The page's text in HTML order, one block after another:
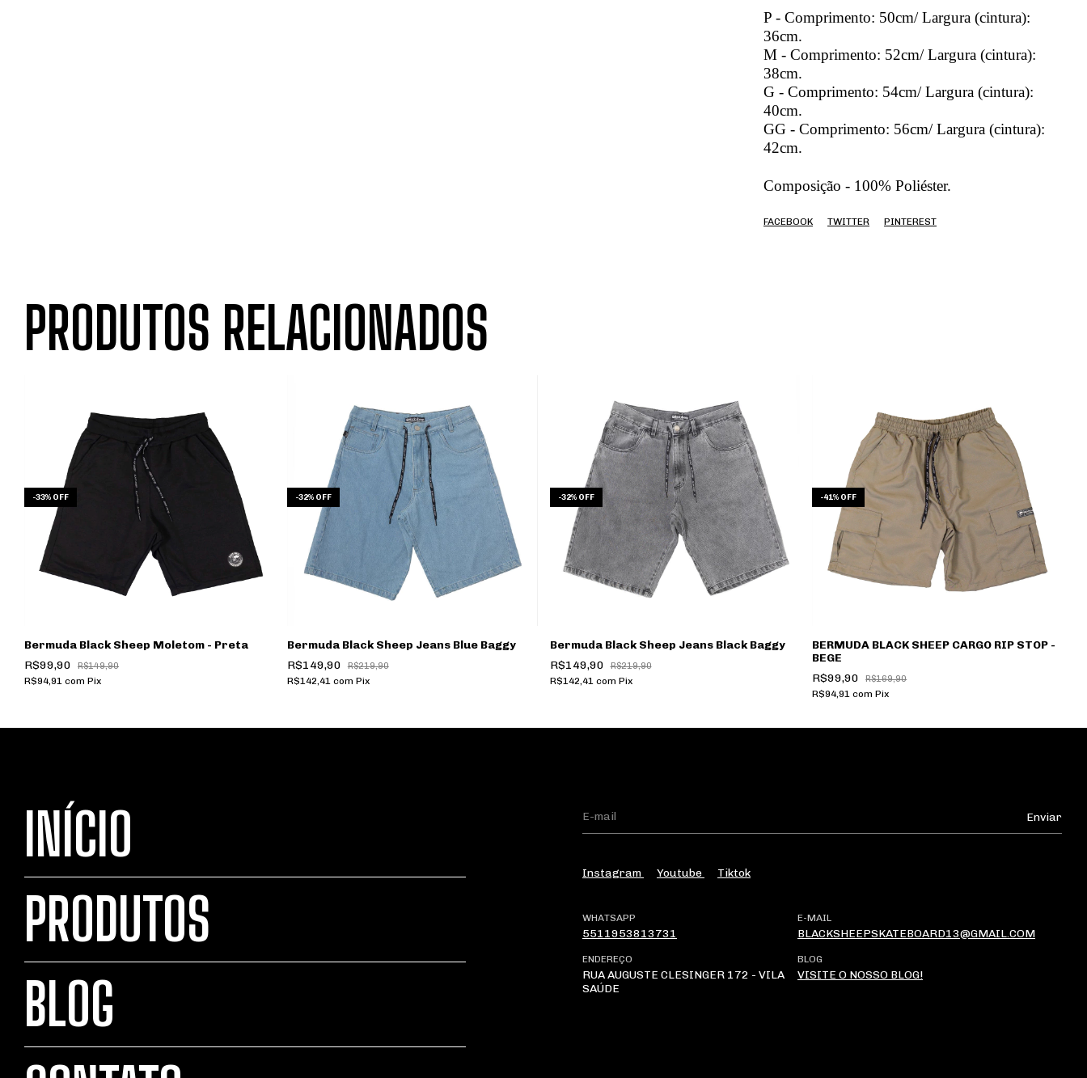
P - Comprimento: 50cm/ Largura (cintura):
36cm.
M - Comprimento: 52cm/ Largura (cintura):
38cm.
G - Comprimento: 54cm/ Largura (cintura):
40cm.
GG - Comprimento: 56cm/ Largura (cintura):
42cm.
Composição - 100% Poliéster.
FACEBOOK TWITTER PINTEREST
PRODUTOS RELACIONADOS
-33% OFF
Bermuda Black Sheep Moletom - Preta
R$99,90
R$149,90
R$94,91 com Pix
-32% OFF
Bermuda Black Sheep Jeans Blue Baggy
R$149,90
R$219,90
R$142,41 com Pix
-32% OFF
Bermuda Black Sheep Jeans Black Baggy
R$149,90
R$219,90
R$142,41 com Pix
-41% OFF
BERMUDA BLACK SHEEP CARGO RIP STOP -
BEGE
R$99,90
R$169,90
R$94,91com Pix
INÍCIO
PRODUTOS
BLOG
Instagram Youtube Tiktok
WHATSAPP
5511953813731
E-MAIL
BLACKSHEEPSKATEBOARD13@GMAIL.COM
ENDEREÇO
RUA AUGUSTE CLESINGER 172 - VILA
SAÚDE
BLOG
VISITE O NOSSO BLOG!